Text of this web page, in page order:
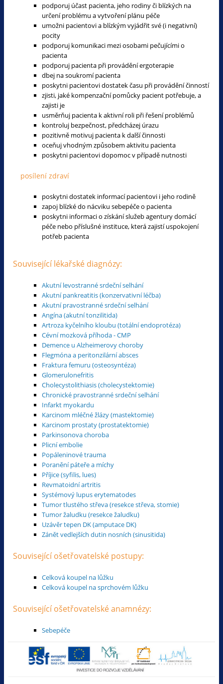
podporuj účast pacienta, jeho rodiny či blízkých na
určení problému a vytvoření plánu péče
umožni pacientovi a blízkým vyjádřit své (i negativní)
pocity
podporuj komunikaci mezi osobami pečujícími o
pacienta
podporuj pacienta při provádění ergoterapie
dbej na soukromí pacienta
poskytni pacientovi dostatek času při provádění činností
zjisti, jaké kompenzační pomůcky pacient potřebuje, a
zajisti je
usměrňuj pacienta k aktivní roli při řešení problémů
kontroluj bezpečnost, předcházej úrazu
pozitivně motivuj pacienta k další činnosti
oceňuj vhodným způsobem aktivitu pacienta
poskytni pacientovi dopomoc v případě nutnosti
posílení zdraví
poskytni dostatek informací pacientovi i jeho rodině
zapoj blízké do nácviku sebepéče o pacienta
poskytni informaci o získání služeb agentury domácí
péče nebo příslušné instituce, která zajistí uspokojení
potřeb pacienta
Související lékařské diagnózy:
Akutní levostranné srdeční selhání
Akutní pankreatitis (konzervativní léčba)
Akutní pravostranné srdeční selhání
Angína (akutní tonzilitida)
Artroza kyčelního kloubu (totální endoprotéza)
Cévní mozková příhoda - CMP
Demence u Alzheimerovy choroby
Flegmóna a peritonzilární absces
Fraktura femuru (osteosyntéza)
Glomerulonefritis
Cholecystolithiasis (cholecystektomie)
Chronické pravostranné srdeční selhání
Infarkt myokardu
Karcinom mléčné žlázy (mastektomie)
Karcinom prostaty (prostatektomie)
Parkinsonova choroba
Plicní embolie
Popáleninové trauma
Poranění páteře a míchy
Příjice (syfilis, lues)
Revmatoidní artritis
Systémový lupus erytematodes
Tumor tlustého střeva (resekce střeva, stomie)
Tumor žaludku (resekce žaludku)
Uzávěr tepen DK (amputace DK)
Zánět vedlejších dutin nosních (sinusitida)
Související ošetřovatelské postupy:
Celková koupel na lůžku
Celková koupel na sprchovém lůžku
Související ošetřovatelské anamnézy:
Sebepéče